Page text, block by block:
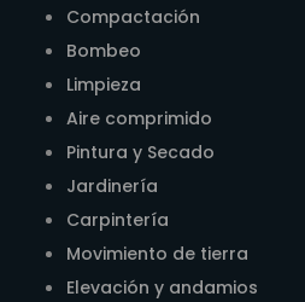
Compactación
Bombeo
Limpieza
Aire comprimido
Pintura y Secado
Jardinería
Carpintería
Movimiento de tierra
Elevación y andamios